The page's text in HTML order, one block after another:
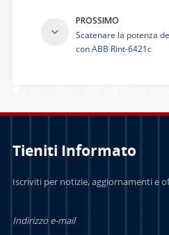
PROSSIMO
Scatenare la potenza
con ABB Rint-6421c
Tieniti Informato
Iscriviti per notizie, aggiornamenti e